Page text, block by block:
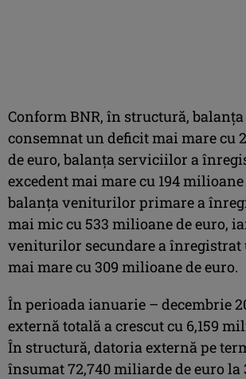
Conform BNR, în structură,
consemnat un deficit mai mare cu
de euro, balanţa serviciilor a
excedent mai mare cu 194 milioane
balanţa veniturilor primare a
mai mic cu 533 milioane de euro,
veniturilor secundare a înregistrat
mai mare cu 309 milioane de euro.
În perioada ianuarie – decembrie
externă totală a crescut cu 6,159
În structură, datoria externă pe
însumat 72,740 miliarde de euro la